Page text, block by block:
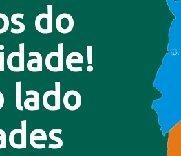
do
lado
LA